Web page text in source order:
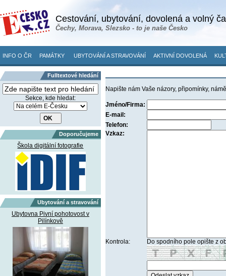
Cestování, ubytování, dovolená a volný
Čechy, Morava, Slezsko - to je naše Česko
INFO O ČR PAMÁTKY UBYTOVÁNÍ A STRAVOVÁNÍ AKTIVNÍ DOVOLENÁ
Fulltextové hledání
Sekce, kde hledat:
Doporučujeme
Škola digitální fotografie
Ubytování a stravování
Ubytovna Pivní pohotovost v
Pilínkově
Napište nám Vaše názory, připomínky,
Jméno/Firma:
E-mail:
Telefon:
Vzkaz:
Kontrola: Do spodního pole opište z